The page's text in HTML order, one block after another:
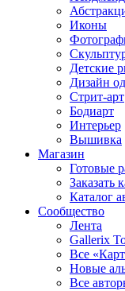
Иконы
Детские
Дизайн
Стрит-арт
Бодиарт
Интерьер
Вышивка
Магазин
Готовые
Заказать
Каталог
Сообщество
Лента
Gallerix
Все
Новые
Все